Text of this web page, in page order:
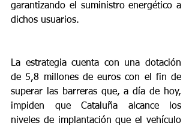
garantizando el suministro energético a
dichos usuarios.
La estrategia cuenta con una dotación
de 5,8 millones de euros con el fin de
superar las barreras que, a día de hoy,
impiden que Cataluña alcance los
niveles de implantación que el vehículo